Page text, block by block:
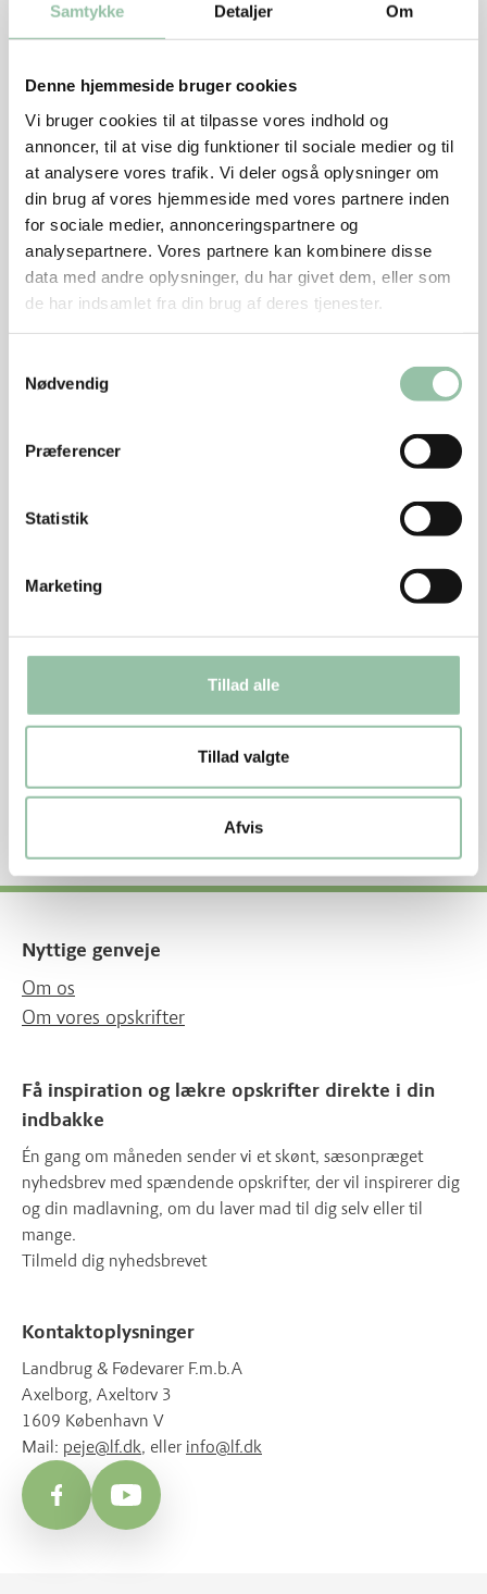
Samtykke Detaljer Om
Denne hjemmeside bruger cookies
Vi bruger cookies til at tilpasse vores indhold og
annoncer, til at vise dig funktioner til sociale medier og til
at analysere vores trafik. Vi deler også oplysninger om
din brug af vores hjemmeside med vores partnere inden
for sociale medier, annonceringspartnere og
analysepartnere. Vores partnere kan kombinere disse
data med andre oplysninger, du har givet dem, eller som
de har indsamlet fra din brug af deres tjenester.
Nødvendig
Præferencer
Statistik
Marketing
Tillad alle
Tillad valgte
Afvis
6 dl kærnemælk
2 spsk reven skal af usprøjtet citron
25 g rørsukker
1 dl piskefløde, pisket til tykt skum
Kanel-brød:
8 papirtynde skiver brød
4-6 spsk kanelsukker
Sådan gør du
citronskal.
kærnemælken.
koldskålen.
Energifordeling
Energifordeling og -indhold pr. person
Protein 12%
Fedt 29%
Nyttige genveje
Om os
Om vores opskrifter
Få inspiration og lækre opskrifter direkte i din
indbakke
Én gang om måneden sender vi et skønt, sæsonpræget
nyhedsbrev med spændende opskrifter, der vil inspirerer dig
og din madlavning, om du laver mad til dig selv eller til
mange.
Tilmeld dig nyhedsbrevet
Kontaktoplysninger
Landbrug & Fødevarer F.m.b.A
Axelborg, Axeltorv 3
1609 København V
Mail: peje@lf.dk, eller info@lf.dk
FacebookYouTube